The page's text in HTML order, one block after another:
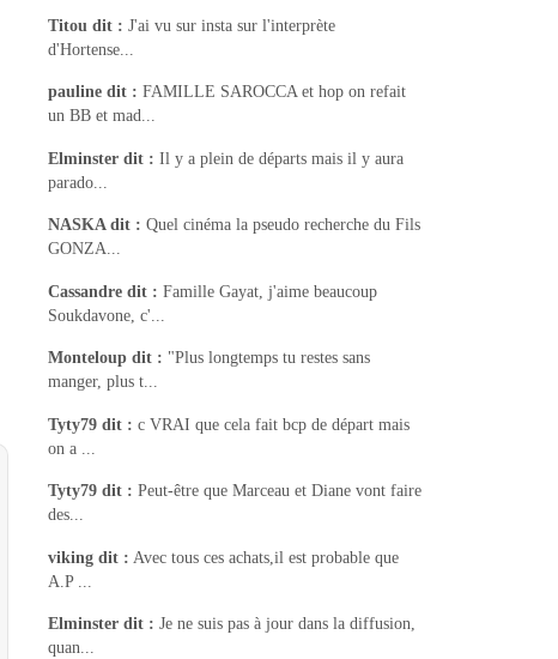
Titou dit : J'ai vu sur insta sur l'interprète
d'Hortense...
pauline dit : FAMILLE SAROCCA et hop on refait
un BB et mad...
Elminster dit : Il y a plein de départs mais il y aura
parado...
NASKAdit : Quel cinéma la pseudo recherche du Fils
GONZA...
Cassandre dit : Famille Gayat, j'aime beaucoup
Soukdavone, c'...
Monteloup dit : "Plus longtemps tu restes sans
manger, plus t...
Tyty79 dit : c VRAI que cela fait bcp de départ mais
on a ...
Tyty79 dit : Peut-être que Marceau et Diane vont faire
des...
viking dit : Avec tous ces achats,il est probable que
A.P ...
Elminster dit : Je ne suis pas à jour dans la diffusion,
quan...